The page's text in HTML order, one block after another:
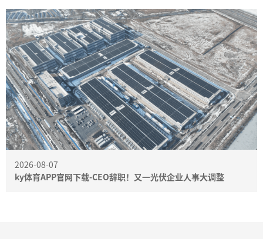
2026-08-07
ky体育APP官网下载-CEO辞职！又一光伏企业人事大调整